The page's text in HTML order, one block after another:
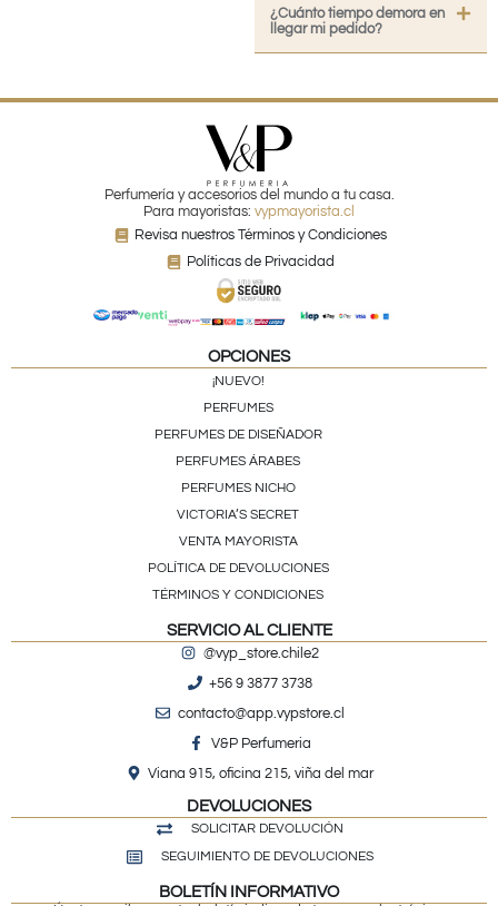
¿Cuánto tiempo demora en
llegar mi pedido?
Perfumería y accesorios del mundo a tu casa.
Para mayoristas: vypmayorista.cl
Revisa nuestros Términos y Condiciones
Políticas de Privacidad
OPCIONES
¡NUEVO!
PERFUMES
PERFUMES DE DISEÑADOR
PERFUMES ÁRABES
PERFUMES NICHO
VICTORIA’S SECRET
VENTA MAYORISTA
POLÍTICA DE DEVOLUCIONES
TÉRMINOS Y CONDICIONES
SERVICIO AL CLIENTE
@vyp_store.chile2
+56 9 3877 3738
contacto@app.vypstore.cl
V&P Perfumeria
Viana 915, oficina 215, viña del mar
DEVOLUCIONES
SOLICITAR DEVOLUCIÓN
SEGUIMIENTO DE DEVOLUCIONES
BOLETÍN INFORMATIVO